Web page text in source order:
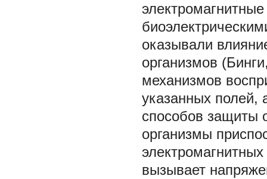
оказывали
организмов
механизмов
указанных
способов
организмы
вызывает